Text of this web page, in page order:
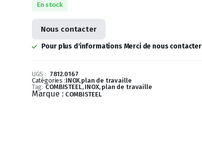
En stock
Nous contacter
Pour plus d'informations Merci de nous contacter
UGS : 7812.0167
Catégories :INOX,plan de travaille
Tag: COMBISTEEL, INOX, plan de travaille
Marque : COMBISTEEL